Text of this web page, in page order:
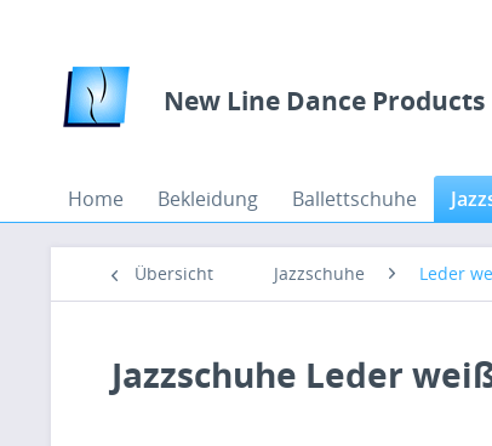
New Line Dance Products
Home Bekleidung Ballettschuhe
Übersicht Jazzschuhe Leder
Jazzschuhe Leder